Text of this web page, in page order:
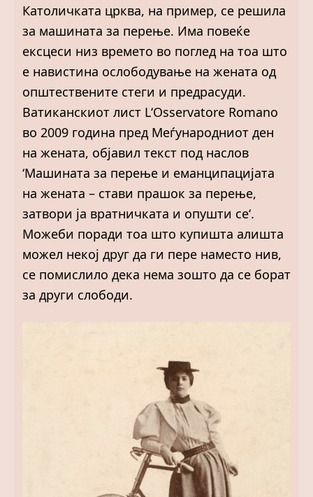
Католичката црква, на пример, се решила
за машината за перење. Има повеќе
ексцеси низ времето во поглед на тоа што
е навистина ослободување на жената од
општествените стеги и предрасуди.
Ватиканскиот лист L‘Osservatore Romano
во 2009 година пред Меѓународниот ден
на жената, објавил текст под наслов
‘Машината за перење и еманципацијата
на жената – стави прашок за перење,
затвори ја вратничката и опушти се‘.
Можеби поради тоа што купишта алишта
можел некој друг да ги пере наместо нив,
се помислило дека нема зошто да се борат
за други слободи.